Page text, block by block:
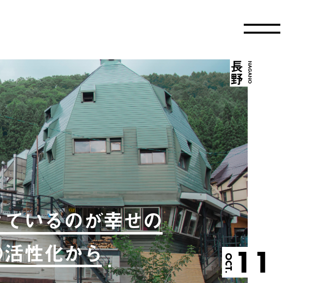
いるのが幸せの
性化から
OCT. 11
NAGANO
長野